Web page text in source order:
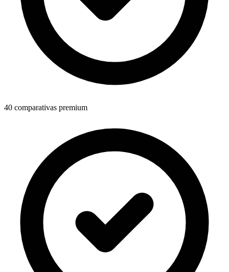
40 comparativas premium